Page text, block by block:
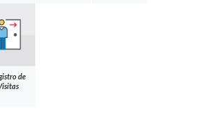
de